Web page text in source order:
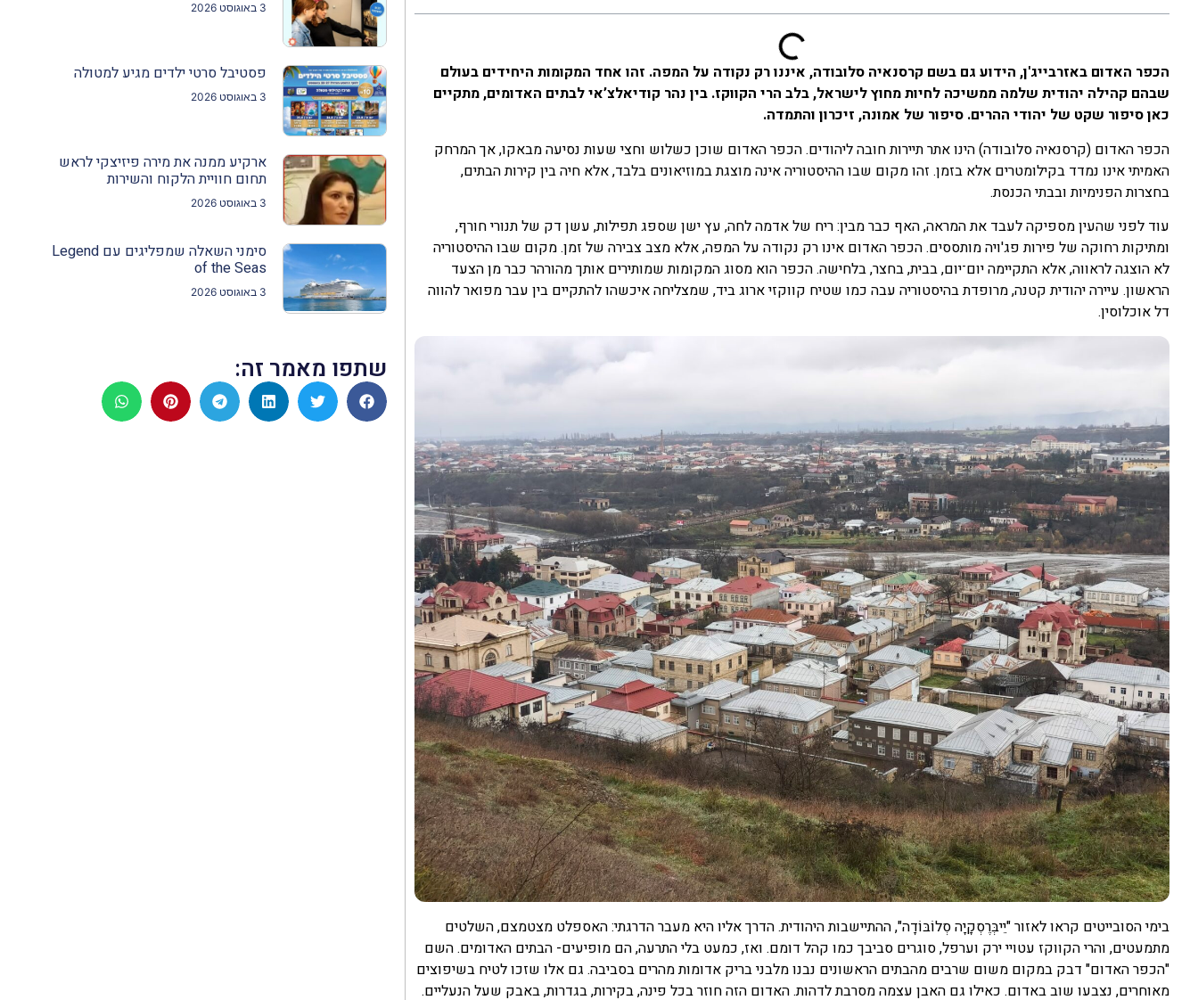
הכפר האדום באזרבייג'ן, הידוע גם בשם קרסנאיה סלובודה, איננו רק נקודה על המפה. זהו אחד המקומות היחידים בעולם
שבהם קהילה יהודית שלמה ממשיכה לחיות מחוץ לישראל, בלב הרי הקווקז. בין נהר קודיאלצ’אי לבתים האדומים, מתקיים
כאן סיפור שקט של יהודי ההרים. סיפור של אמונה, זיכרון והתמדה.
הכפר האדום (קרסנאיה סלובודה) הינו אתר תיירות חובה ליהודים. הכפר האדום שוכן כשלוש וחצי שעות נסיעה מבאקו, אך המרחק
האמיתי אינו נמדד בקילומטרים אלא בזמן. זהו מקום שבו ההיסטוריה אינה מוצגת במוזיאונים בלבד, אלא חיה בין קירות הבתים,
בחצרות הפנימיות ובבתי הכנסת.
עוד לפני שהעין מספיקה לעבד את המראה, האף כבר מבין: ריח של אדמה לחה, עץ ישן שספג תפילות, עשן דק של תנורי חורף,
ומתיקות רחוקה של פירות פג'ויה מותססים. הכפר האדום אינו רק נקודה על המפה, אלא מצב צבירה של זמן. מקום שבו ההיסטוריה
לא הוצגה לראווה, אלא התקיימה יום־יום, בבית, בחצר, בלחישה. הכפר הוא מסוג המקומות שמותירים אותך מהורהר כבר מן הצעד
הראשון. עיירה יהודית קטנה, מרופדת בהיסטוריה עבה כמו שטיח קווקזי ארוג ביד, שמצליחה איכשהו להתקיים בין עבר מפואר להווה
דל אוכלוסין.
בימי הסובייטים קראו לאזור "יֵיבְּרֶסְקָיָה סְלוֹבּוֹדָה", ההתיישבות היהודית. הדרך אליו היא מעבר הדרגתי: האספלט מצטמצם, השלטים
מתמעטים, והרי הקווקז עטויי ירק וערפל, סוגרים סביבך כמו קהל דומם. ואז, כמעט בלי התרעה, הם מופיעים- הבתים האדומים. השם
"הכפר האדום" דבק במקום משום שרבים מהבתים הראשונים נבנו מלבני בריק אדומות מהרים בסביבה. גם אלו שזכו לטיח בשיפוצים
מאוחרים, נצבעו שוב באדום. כאילו גם האבן עצמה מסרבת לדהות. האדום הזה חוזר בכל פינה, בקירות, בגדרות, באבק שעל הנעליים.
3 באוגוסט 2026
פסטיבל סרטי ילדים מגיע למטולה
3 באוגוסט 2026
ארקיע ממנה את מירה פיזיצקי לראש
תחום חוויית הלקוח והשירות
3 באוגוסט 2026
סימני השאלה שמפליגים עם Legend
of the Seas
3 באוגוסט 2026
שתפו מאמר זה: